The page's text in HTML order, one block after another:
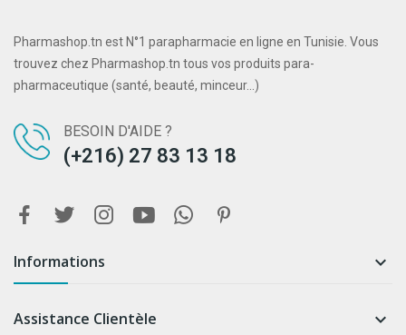
Pharmashop.tn est N°1 parapharmacie en ligne en Tunisie. Vous
trouvez chez Pharmashop.tn tous vos produits para-
pharmaceutique (santé, beauté, minceur...)
BESOIN D'AIDE ?
(+216) 27 83 13 18
Informations 
Assistance Clientèle 